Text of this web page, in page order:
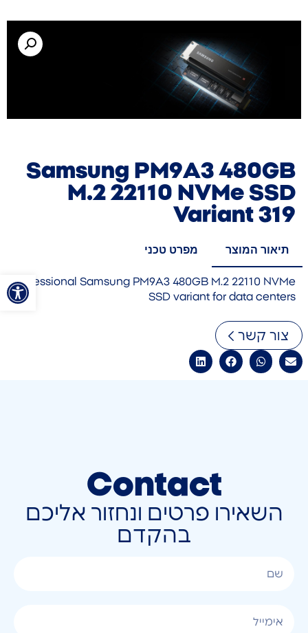
פתח
Samsung PM9A3 480GB
M.2 22110 NVMe SSD
Variant 319
תיאור המוצר מפרט טכני
Professional Samsung PM9A3 480GB M.2 22110 NVMe
SSD variant for data centers
צור קשר
Contact
השאירו פרטים ונחזור אליכם
בהקדם